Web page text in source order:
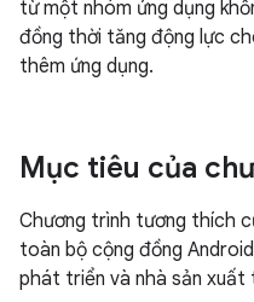
từ một nhóm ứng dụng
đồng thời tăng động lực
thêm ứng dụng.
Mục tiêu của
Chương trình tương thích
toàn bộ cộng đồng
phát triển và nhà sản xuất